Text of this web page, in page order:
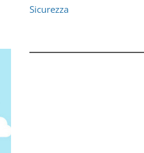
Sicurezza